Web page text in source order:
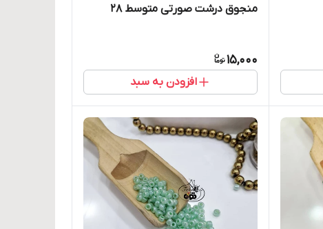
منجوق درشت صورتی متوسط ۲۸
15,000
افزودن به سبد